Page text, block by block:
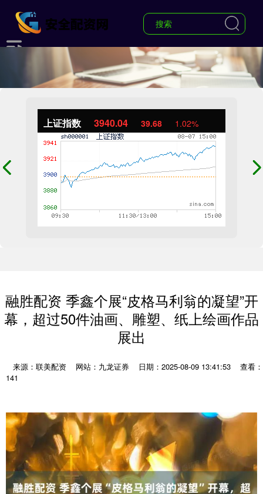
上证指数 3940.04 39.68 1.02%
融胜配资 季鑫个展“皮格马利翁的凝望”开
幕，超过50件油画、雕塑、纸上绘画作品
展出
来源：联美配资 网站：九龙证券 日期：2025-08-09 13:41:53
查看：
141